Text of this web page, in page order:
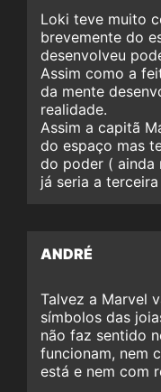
Loki teve muito
brevemente do
desenvolveu
Assim como a
da mente
realidade.
Assim a capitã
do espaço mas
do poder ( ainda
já seria a
ANDRÉ
Talvez a Marvel
símbolos das
não faz sentido
funcionam, nem
está e nem com